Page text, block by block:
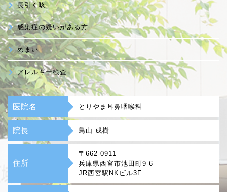
長引く咳
感染症の疑いがある方
めまい
アレルギー検査
医院名 とりやま耳鼻咽喉科
院長 鳥山 成樹
住所
〒662-0911
兵庫県西宮市池田町9-6
JR西宮駅NKビル3F